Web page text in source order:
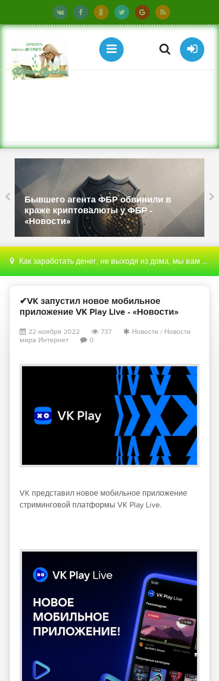
Бывшего агента ФБР обвинили в
краже криптовалюты у ФБР -
«Новости»
Как заработать денег, не выходя из дома, мы вам поможем с этим разобраться
✔VK запустил новое мобильное
приложение VK Play Live - «Новости»
22 ноября 2022 737 Новости / Новости
мира Интернет
0
VK представил новое мобильное приложение
стриминговой платформы VK Play Live.